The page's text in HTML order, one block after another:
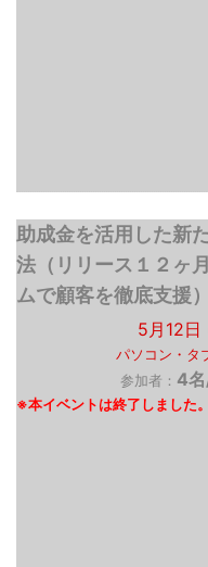
助成金を活用した新
法（リリース１２ヶ
ムで顧客を徹底支援）
5月12
パソコン・タ
参加者： 4